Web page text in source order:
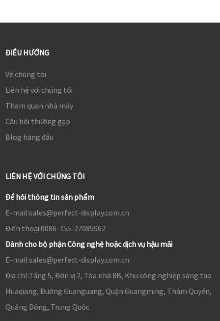
ĐIỀU HƯỚNG
Về chúng tôi
Liên hệ với chúng tôi
Tham quan nhà máy
Câu hỏi thường gặp
Blog hàng đầu
LIÊN HỆ VỚI CHÚNG TÔI
Để hỏi thông tin sản phẩm
E-mail:sales@perfect-display.com.cn
Điện thoại:0086-755-27085962
Dành cho bộ phận Công nghệ hoặc dịch vụ hậu mãi
E-mail:sales@perfect-display.com.cn
Địa chỉ:Tầng 5, Đơn vị 2, Tòa nhà 8B, Khu công nghiệp sáng tạo
Huaqiang, Đường Guanguang, Quận Guangming, Thâm Quyến,
Quảng Đông, Trung Quốc